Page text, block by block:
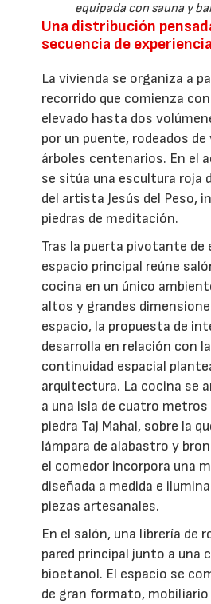
equipada con sauna y
Una distribución
secuencia de
La vivienda se organiza a
recorrido que comienza
elevado hasta dos
por un puente, rodeados
árboles centenarios. En el
se sitúa una escultura roja
del artista Jesús del Peso,
piedras de meditación.
Tras la puerta pivotante de
espacio principal reúne
cocina en un único
altos y grandes
espacio, la propuesta de
desarrolla en relación con
continuidad espacial
arquitectura. La cocina se
a una isla de cuatro metros
piedra Taj Mahal, sobre la
lámpara de alabastro y
el comedor incorpora una
diseñada a medida e
piezas artesanales.
En el salón, una librería de
pared principal junto a una
bioetanol. El espacio se
de gran formato, mobiliario